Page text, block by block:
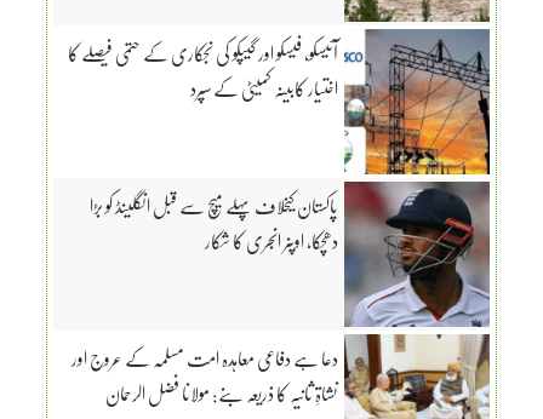
آئیسکو، فیسکو اور گیپکو کی نجکاری کے حتمی فیصلے کا
اختیار کابینہ کمیٹی کے سپرد
پاکستان کیخلاف پہلے میچ سے قبل انگلینڈ کو بڑا
دھچکا، اوپنر انجری کا شکار
دعا ہے دفاعی معاہدہ امت مسلمہ کے عروج اور
نشاۃِ ثانیہ کا ذریعہ بنے: مولانا فضل الرحمان